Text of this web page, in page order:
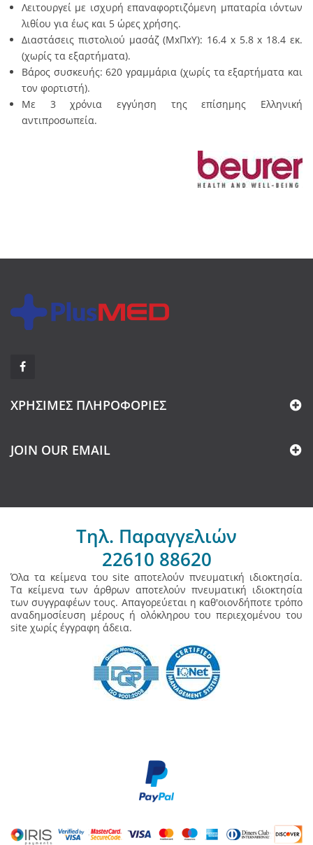
Λειτουργεί με ισχυρή επαναφορτιζόμενη μπαταρία ιόντων
λιθίου για έως και 5 ώρες χρήσης.
Διαστάσεις πιστολιού μασάζ (ΜxΠxΥ): 16.4 x 5.8 x 18.4 εκ.
(χωρίς τα εξαρτήματα).
Βάρος συσκευής: 620 γραμμάρια (χωρίς τα εξαρτήματα και
τον φορτιστή).
Με 3 χρόνια εγγύηση της επίσημης Ελληνική
αντιπροσωπεία.
ΧΡΉΣΙΜΕΣ ΠΛΗΡΟΦΟΡΊΕΣ
JOIN OUR EMAIL
Τηλ. Παραγγελιών
22610 88620
Όλα τα κείμενα του site αποτελούν πνευματική ιδιοκτησία.
Τα κείμενα των άρθρων αποτελούν πνευματική ιδιοκτησία
των συγγραφέων τους. Απαγορεύεται η καθ'οιονδήποτε τρόπο
αναδημοσίευση μέρους ή ολόκληρου του περιεχομένου του
site χωρίς έγγραφη άδεια.